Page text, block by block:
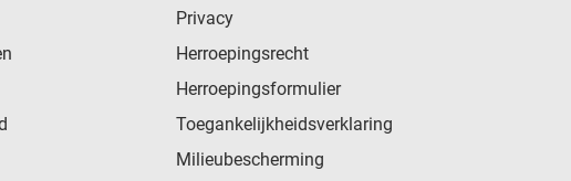
Privacy
Herroepingsrecht
Herroepingsformulier
Toegankelijkheidsverklaring
Milieubescherming